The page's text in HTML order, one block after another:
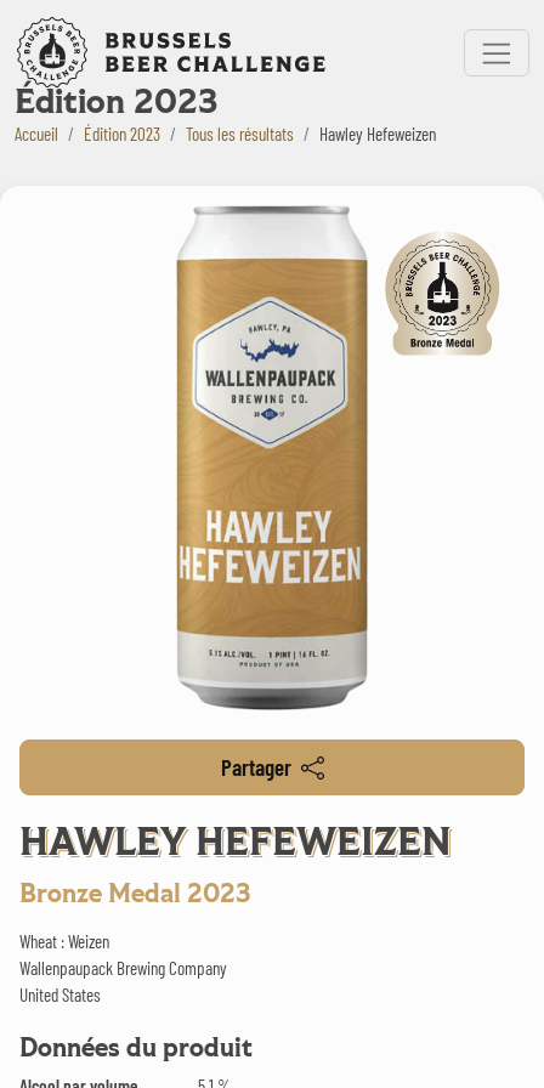
Bruxelles Beer Challenge
Menu
Édition 2023
Accueil Édition 2023 Tous les résultats Hawley Hefeweizen
Partager
HAWLEY HEFEWEIZEN
Bronze Medal 2023
Wheat : Weizen
Wallenpaupack Brewing Company
United States
Données du produit